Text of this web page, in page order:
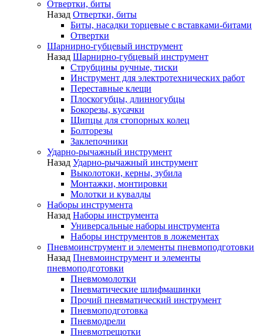
Отвертки, биты
Назад Отвертки, биты
Биты, насадки торцевые с вставками-битами
Отвертки
Шарнирно-губцевый инструмент
Назад Шарнирно-губцевый инструмент
Струбцины ручные, тиски
Инструмент для электротехнических работ
Переставные клещи
Плоскогубцы, длинногубцы
Бокорезы, кусачки
Щипцы для стопорных колец
Болторезы
Заклепочники
Ударно-рычажный инструмент
Назад Ударно-рычажный инструмент
Выколотоки, керны, зубила
Монтажки, монтировки
Молотки и кувалды
Наборы инструмента
Назад Наборы инструмента
Универсальные наборы инструмента
Наборы инструментов в ложементах
Пневмоинструмент и элементы пневмоподготовки
Назад Пневмоинструмент и элементы
пневмоподготовки
Пневмомолотки
Пневматические шлифмашинки
Прочий пневматический инструмент
Пневмоподготовка
Пневмодрели
Пневмотрещотки